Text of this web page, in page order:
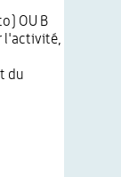
OU B
l'activité,
du